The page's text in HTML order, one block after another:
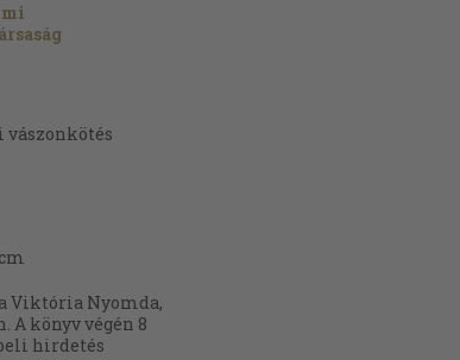
vászonkötés
Viktória Nyomda,
A könyv végén 8
hirdetés